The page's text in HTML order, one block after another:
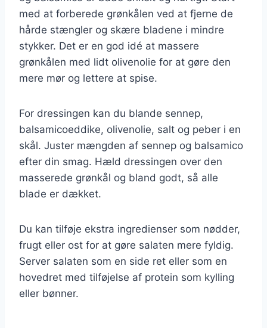
med at forberede grønkålen ved at fjerne de
hårde stængler og skære bladene i mindre
stykker. Det er en god idé at massere
grønkålen med lidt olivenolie for at gøre den
mere mør og lettere at spise.
For dressingen kan du blande sennep,
balsamicoeddike, olivenolie, salt og peber i en
skål. Juster mængden af sennep og balsamico
efter din smag. Hæld dressingen over den
masserede grønkål og bland godt, så alle
blade er dækket.
Du kan tilføje ekstra ingredienser som nødder,
frugt eller ost for at gøre salaten mere fyldig.
Server salaten som en side ret eller som en
hovedret med tilføjelse af protein som kylling
eller bønner.